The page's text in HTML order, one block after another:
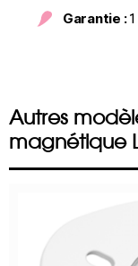
Garantie :1
Autres
magnétique